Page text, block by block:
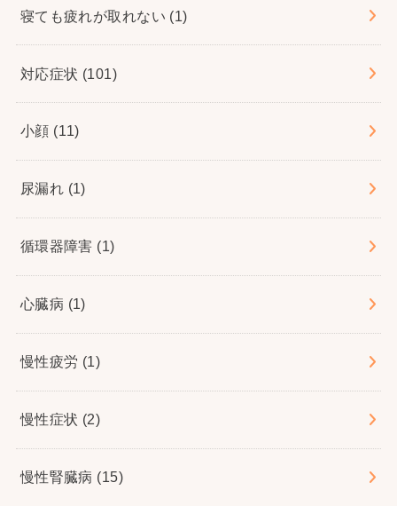
寝ても疲れが取れない (1)
対応症状 (101)
小顔 (11)
尿漏れ (1)
循環器障害 (1)
心臓病 (1)
慢性疲労 (1)
慢性症状 (2)
慢性腎臓病 (15)